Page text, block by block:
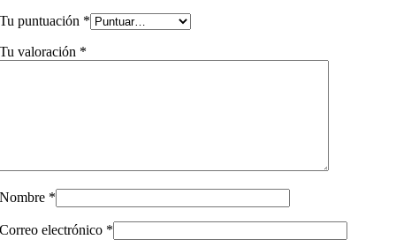
Tu puntuación *
Tu valoración *
Nombre *
Correo electrónico *